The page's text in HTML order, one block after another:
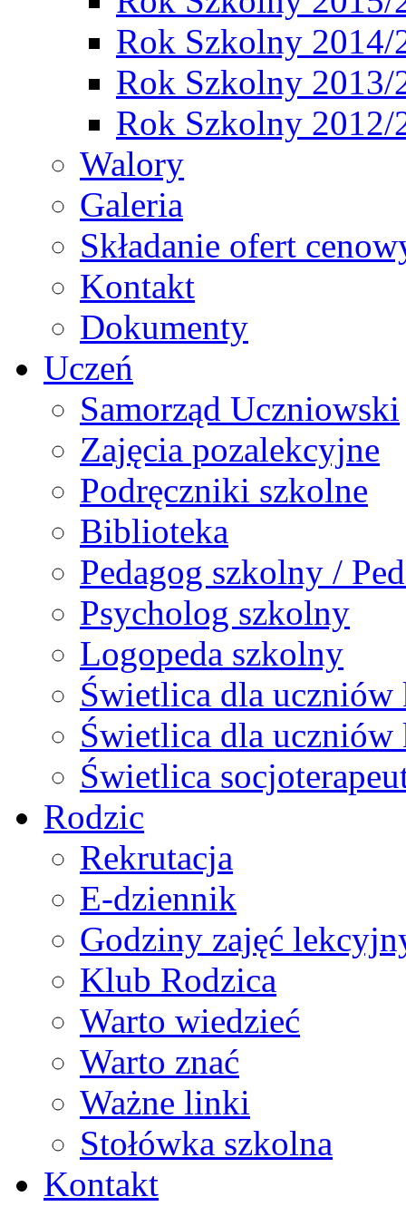
Rok Szkolny 2014/
Rok Szkolny 2013/
Rok Szkolny 2012/
Walory
Galeria
Składanie ofert
Kontakt
Dokumenty
Uczeń
Samorząd Uczniowski
Zajęcia pozalekcyjne
Podręczniki szkolne
Biblioteka
Pedagog szkolny /
Psycholog szkolny
Logopeda szkolny
Świetlica dla uczniów
Świetlica dla
Świetlica
Rodzic
Rekrutacja
E-dziennik
Godziny zajęć
Klub Rodzica
Warto wiedzieć
Warto znać
Ważne linki
Stołówka szkolna
Kontakt